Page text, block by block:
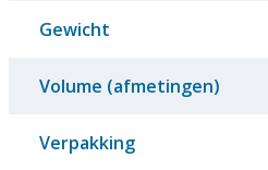
Gewicht
Volume (afmetingen)
Verpakking